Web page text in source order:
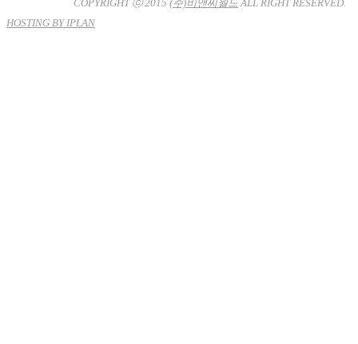
COPYRIGHT ⓒ 2015 (주)비앤씨월드ALL RIGHT RESERVED.
HOSTING BY IPLAN